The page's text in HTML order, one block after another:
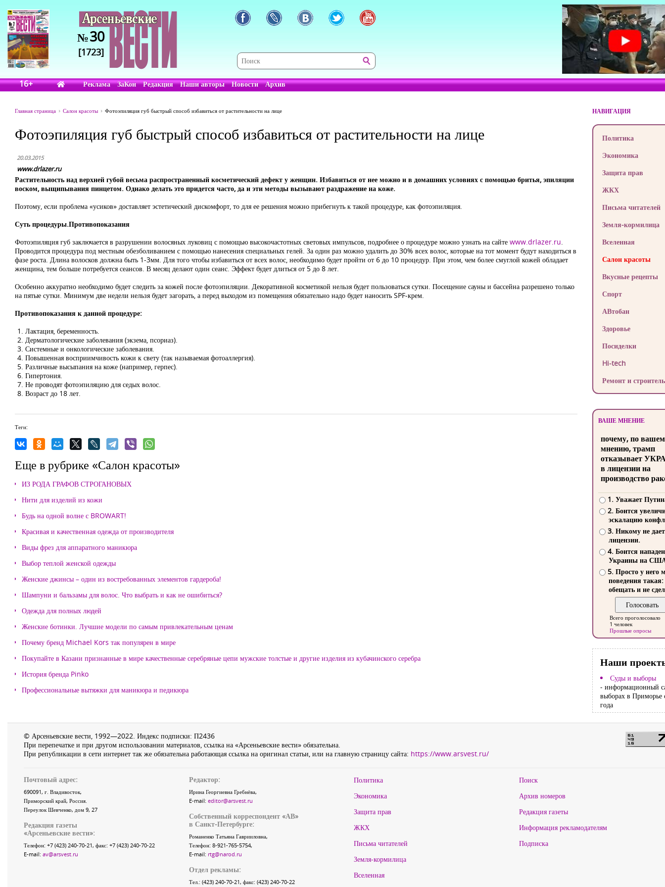
№30
[1723]
16+ Реклама ЗаКон Редакция Наши авторы Новости Архив
Главная страница Салон красоты Фотоэпиляция губ быстрый способ избавиться от растительности на лице
Фотоэпиляция губ быстрый способ избавиться от растительности на лице
20.03.2015
www.drlazer.ru
Растительность над верхней губой весьма распространенный косметический дефект у женщин. Избавиться от нее можно и в домашних условиях с помощью бритья, эпиляции
воском, выщипывания пинцетом. Однако делать это придется часто, да и эти методы вызывают раздражение на коже.
Поэтому, если проблема «усиков» доставляет эстетический дискомфорт, то для ее решения можно прибегнуть к такой процедуре, как фотоэпиляция.
Суть процедуры.Противопоказания
Фотоэпиляция губ заключается в разрушении волосяных луковиц с помощью высокочастотных световых импульсов, подробнее о процедуре можно узнать на сайте www.drlazer.ru.
Проводится процедура под местным обезболиванием с помощью нанесения специальных гелей. За один раз можно удалить до 30% всех волос, которые на тот момент будут находиться в
фазе роста. Длина волосков должна быть 1-3мм. Для того чтобы избавиться от всех волос, необходимо будет пройти от 6 до 10 процедур. При этом, чем более смуглой кожей обладает
женщина, тем больше потребуется сеансов. В месяц делают один сеанс. Эффект будет длиться от 5 до 8 лет.
Особенно аккуратно необходимо будет следить за кожей после фотоэпиляции. Декоративной косметикой нельзя будет пользоваться сутки. Посещение сауны и бассейна разрешено только
на пятые сутки. Минимум две недели нельзя будет загорать, а перед выходом из помещения обязательно надо будет наносить SPF-крем.
Противопоказания к данной процедуре:
Лактация, беременность.
Дерматологические заболевания (экзема, псориаз).
Системные и онкологические заболевания.
Повышенная восприимчивость кожи к свету (так называемая фотоаллергия).
Различные высыпания на коже (например, герпес).
Гипертония.
Не проводят фотоэпиляцию для седых волос.
Возраст до 18 лет.
Теги:
Еще в рубрике «Салон красоты»
ИЗ РОДА ГРАФОВ СТРОГАНОВЫХ
Нити для изделий из кожи
Будь на одной волне с BROWART!
Красивая и качественная одежда от производителя
Виды фрез для аппаратного маникюра
Выбор теплой женской одежды
Женские джинсы – один из востребованных элементов гардероба!
Шампуни и бальзамы для волос. Что выбрать и как не ошибиться?
Одежда для полных людей
Женские ботинки. Лучшие модели по самым привлекательным ценам
Почему бренд Michael Kors так популярен в мире
Покупайте в Казани признанные в мире качественные серебряные цепи мужские толстые и другие изделия из кубачинского серебра
История бренда Pinko
Профессиональные вытяжки для маникюра и педикюра
НАВИГАЦИЯ
Политика
Экономика
Защита прав
ЖКХ
Письма читателей
Земля-кормилица
Вселенная
Салон красоты
Вкусные рецепты
Спорт
АВтобан
Здоровье
Посиделки
Hi-tech
Ремонт и
ВАШЕ МНЕНИЕ
почему, по
мнению, трамп
отказывает
в лицензии на
производство
1. Уважает
2. Боится
эскалацию
3. Никому не
лицензии.
4. Боится
Украины на
5. Просто у него
поведения такая:
обещать и не
Всего проголосовало
1 человек
Прошлые опросы
Наши
Суды и выборы
- информационный
выборах в Приморье
года
© Арсеньевские вести, 1992—2022. Индекс подписки: П2436
При перепечатке и при другом использовании материалов, ссылка на «Арсеньевские вести» обязательна.
При републикации в сети интернет так же обязательна работающая ссылка на оригинал статьи, или на главную страницу сайта: https://www.arsvest.ru/
Почтовый адрес:
690091, г. Владивосток,
Приморский край, Россия.
Переулок Шевченко, дом 9, 27
Редакция газеты
«Арсеньевские вести»:
Телефон: +7 (423) 240-70-21, факс: +7 (423) 240-70-22
E-mail: av@arsvest.ru
Редактор:
Ирина Георгиевна Гребнёва,
E-mail: editor@arsvest.ru
Собственный корреспондент «АВ»
в Санкт-Петербурге:
Романенко Татьяна Гаврииловна,
Телефон: 8-921-765-5754,
E-mail: rtg@narod.ru
Отдел рекламы:
Тел.: (423) 240-70-21, факс: (423) 240-70-22
Политика
Экономика
Защита прав
ЖКХ
Письма читателей
Земля-кормилица
Вселенная
Поиск
Архив номеров
Редакция газеты
Информация рекламодателям
Подписка